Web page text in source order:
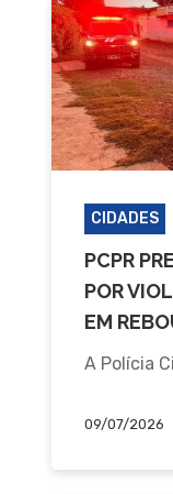
CIDADES
PCPR
POR
EM
A Polícia
09/07/2026